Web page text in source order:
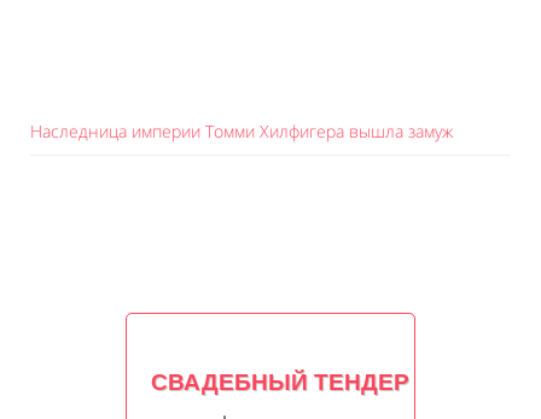
Наследница империи Томми Хилфигера вышла замуж
СВАДЕБНЫЙ ТЕНДЕР